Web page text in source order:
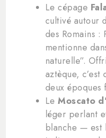
Le cépage
cultivé autour
des Romains :
mentionne
naturelle”.
aztèque,
deux époques
LeMoscato
léger perlant
blanche — est